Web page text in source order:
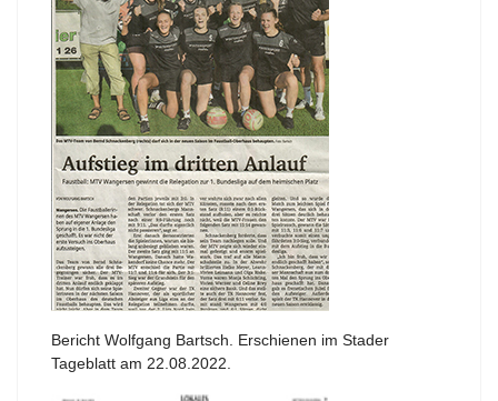
Bericht Wolfgang Bartsch. Erschienen im Stader
Tageblatt am 22.08.2022.